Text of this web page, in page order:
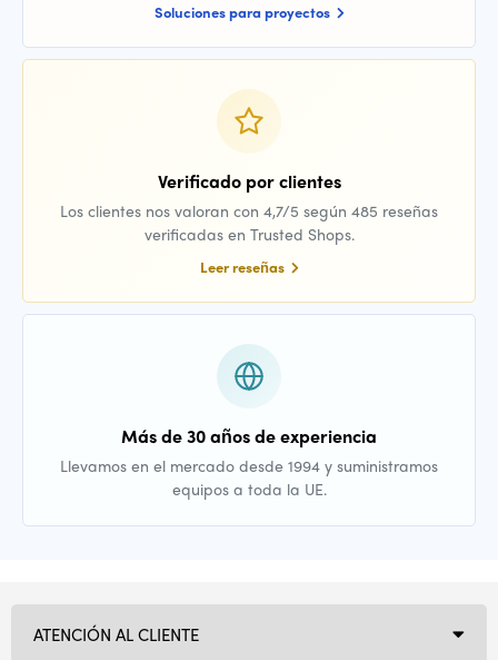
Soluciones para proyectos
Verificado por clientes
Los clientes nos valoran con 4,7/5 según 485 reseñas
verificadas en Trusted Shops.
Leer reseñas
Más de 30 años de experiencia
Llevamos en el mercado desde 1994 y suministramos
equipos a toda la UE.
ATENCIÓN AL CLIENTE